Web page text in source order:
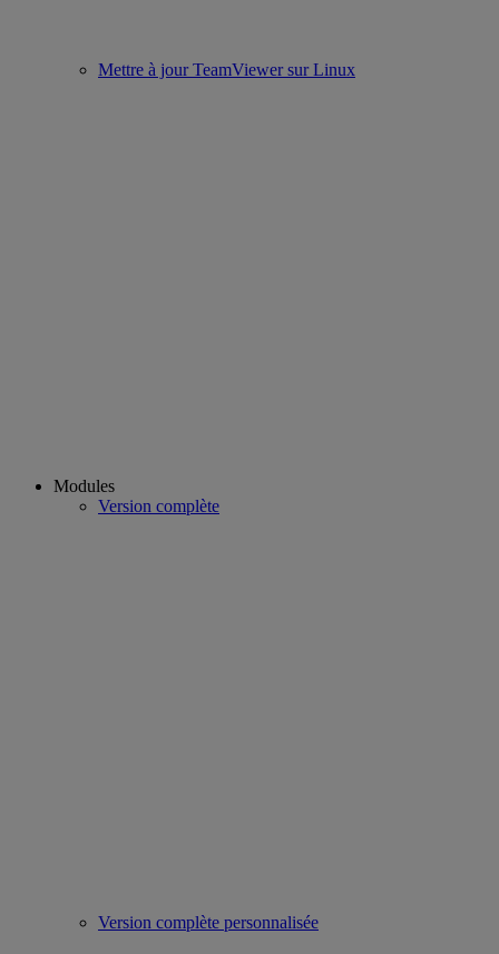
Mettre à jour TeamViewer sur Linux
Modules
Version complète
Version complète personnalisée